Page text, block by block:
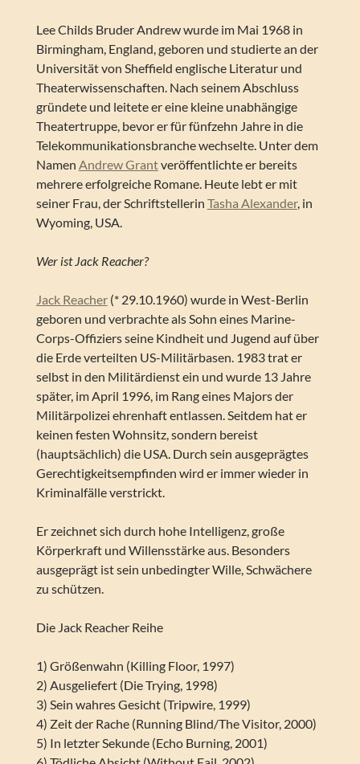
Lee Childs Bruder Andrew wurde im Mai 1968 in
Birmingham, England, geboren und studierte an der
Universität von Sheffield englische Literatur und
Theaterwissenschaften. Nach seinem Abschluss
gründete und leitete er eine kleine unabhängige
Theatertruppe, bevor er für fünfzehn Jahre in die
Telekommunikationsbranche wechselte. Unter dem
Namen Andrew Grantveröffentlichte er bereits
mehrere erfolgreiche Romane. Heute lebt er mit
seiner Frau, der Schriftstellerin Tasha Alexander, in
Wyoming, USA.
Wer ist Jack Reacher?
Jack Reacher(* 29.10.1960) wurde in West-Berlin
geboren und verbrachte als Sohn eines Marine-
Corps-Offiziers seine Kindheit und Jugend auf über
die Erde verteilten US-Militärbasen. 1983 trat er
selbst in den Militärdienst ein und wurde 13 Jahre
später, im April 1996, im Rang eines Majors der
Militärpolizei ehrenhaft entlassen. Seitdem hat er
keinen festen Wohnsitz, sondern bereist
(hauptsächlich) die USA. Durch sein ausgeprägtes
Gerechtigkeitsempfinden wird er immer wieder in
Kriminalfälle verstrickt.
Er zeichnet sich durch hohe Intelligenz, große
Körperkraft und Willensstärke aus. Besonders
ausgeprägt ist sein unbedingter Wille, Schwächere
zu schützen.
Die Jack Reacher Reihe
1) Größenwahn (Killing Floor, 1997)
2) Ausgeliefert (Die Trying, 1998)
3) Sein wahres Gesicht (Tripwire, 1999)
4) Zeit der Rache (Running Blind/The Visitor, 2000)
5) In letzter Sekunde (Echo Burning, 2001)